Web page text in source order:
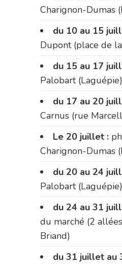
Charignon-Dumas
du 10 au 15
Dupont (place de
du 15 au 17
Palobart (Laguépie)
du 17 au 20
Carnus (rue
Le 20 juillet :
Charignon-Dumas
du 20 au 24
Palobart (Laguépie)
du 24 au 31
du marché (2
Briand)
du 31 juillet au